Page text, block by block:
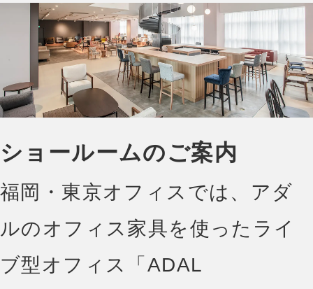
ショールームのご案内
福岡・東京オフィスでは、アダ
ルのオフィス家具を使ったライ
ブ型オフィス「ADAL